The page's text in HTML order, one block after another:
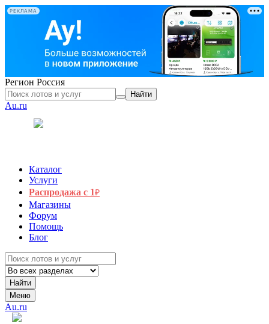
РЕКЛАМА
Регион Россия
Найти
Au.ru
Каталог
Услуги
Распродажа с 1₽
Магазины
Форум
Помощь
Блог
Найти
Меню
Au.ru